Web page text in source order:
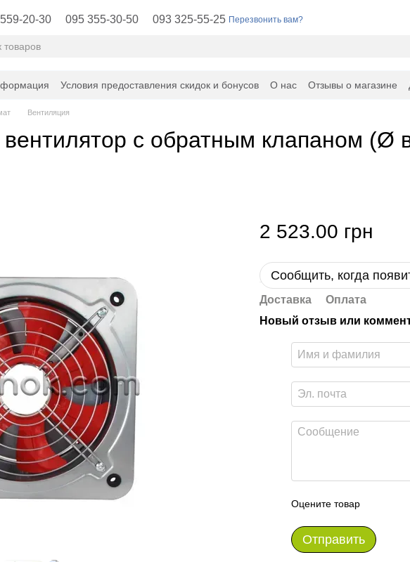
20-30 095 355-30-50 093 325-55-25 Перезвонить вам?
Условия предоставления скидок и бонусов О нас Отзывы о магазине
Вентиляция
с обратным клапаном (Ø
2 523.00 грн
Сообщить, когда
Доставка
Оплата
Новый отзыв или
Оцените товар
Отправить